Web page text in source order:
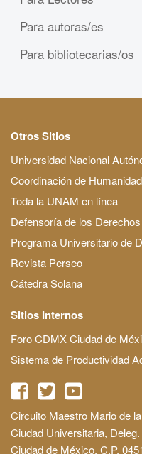
Para autoras/es
Para bibliotecarias/os
Otros Sitios
Universidad Nacional
Coordinación de
Toda la UNAM en línea
Defensoría de los
Programa Universitario de
Revista Perseo
Cátedra Solana
Sitios Internos
Foro CDMX Ciudad de
Sistema de Productividad
Circuito Maestro Mario de
Ciudad Universitaria,
Ciudad de México, C.P.